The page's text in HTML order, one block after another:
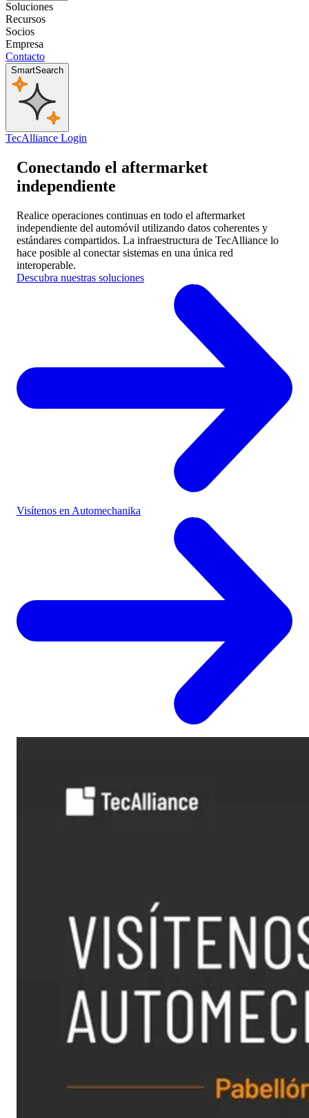
Soluciones
Recursos
Socios
Empresa
Contacto
SmartSearch
TecAlliance Login
Conectando el aftermarket
independiente
Realice operaciones continuas en todo el aftermarket
independiente del automóvil utilizando datos coherentes y
estándares compartidos. La infraestructura de TecAlliance lo
hace posible al conectar sistemas en una única red
interoperable.
Descubra nuestras soluciones
Visítenos en Automechanika